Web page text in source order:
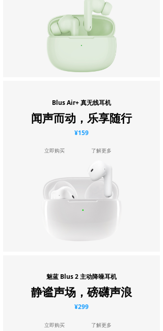
魅蓝 Blus 2 主动降噪耳机
静谧声场，磅礴声浪
¥299
立即购买 了解更多
Blus Air+ 真无线耳机
闻声而动，乐享随行
¥159
立即购买 了解更多